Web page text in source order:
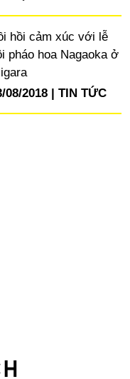
hồi cảm xúc với lễ
pháo hoa Nagaoka ở
08/2018
TIN TỨC